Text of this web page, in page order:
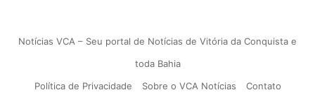
Notícias VCA – Seu portal de Notícias de Vitória da Conquista e
toda Bahia
Política de Privacidade
Sobre o VCA Notícias Contato